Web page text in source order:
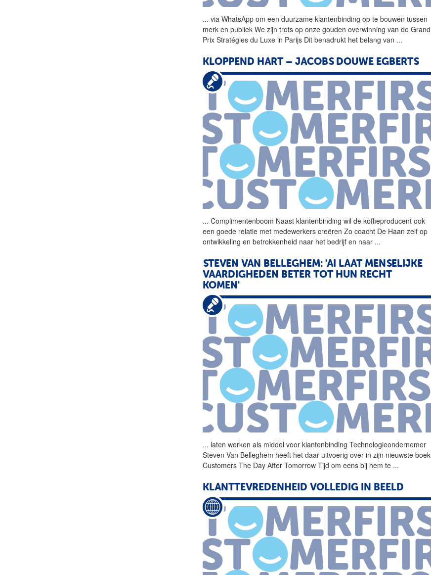
... via WhatsApp om een duurzameklantenbinding op te bouwen tussen
merk en publiek We zijn trots op onze gouden overwinning van de Grand
Prix Stratégies du Luxe in Parijs Dit benadrukt het belang van ...
KLOPPEND HART – JACOBS DOUWE EGBERTS
... Complimentenboom Naastklantenbinding wil de koffieproducent ook
een goede relatie met medewerkers creëren Zo coacht De Haan zelf op
ontwikkeling en betrokkenheid naar het bedrijf en naar ...
STEVEN VAN BELLEGHEM: 'AI LAAT MENSELIJKE
VAARDIGHEDEN BETER TOT HUN RECHT
KOMEN'
... laten werken als middel voorklantenbinding Technologieondernemer
Steven Van Belleghem heeft het daar uitvoerig over in zijn nieuwste boek
Customers The Day After Tomorrow Tijd om eens bij hem te ...
KLANTTEVREDENHEID VOLLEDIG IN BEELD